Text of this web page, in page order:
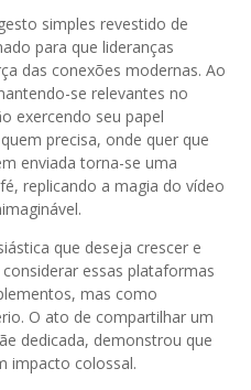
simples revestido de
para que lideranças
das conexões modernas. Ao
se relevantes no
exercendo seu papel
precisa, onde quer que
enviada torna-se uma
replicando a magia do vídeo
que deseja crescer e
essas plataformas
mas como
O ato de compartilhar um
dedicada, demonstrou que
impacto colossal.